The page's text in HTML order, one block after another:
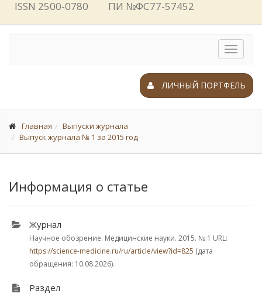
ISSN 2500-0780 ПИ №ФС77-57452
Toggle
ЛИЧНЫЙ ПОРТФЕЛЬ
Главная
Выпуски журнала
Выпуск журнала № 1 за 2015 год
Информация о статье
Журнал
Научное обозрение. Медицинские науки. 2015. № 1 URL:
https://science-medicine.ru/ru/article/view?id=825 (дата
обращения: 10.08.2026).
Раздел